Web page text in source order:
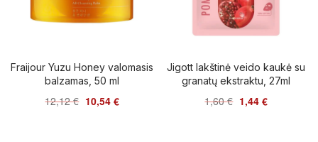
Fraijour Yuzu Honey valomasis
balzamas, 50 ml
12,12€ 10,54 €
Jigott lakštinė veido kaukė su
granatų ekstraktu, 27ml
1,60€ 1,44 €